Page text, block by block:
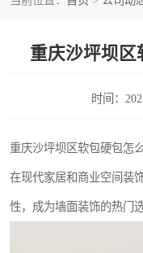
重庆沙坪坝区
时间：
重庆沙坪坝区软包硬包怎
在现代家居和商业空间装
性，成为墙面装饰的热门选